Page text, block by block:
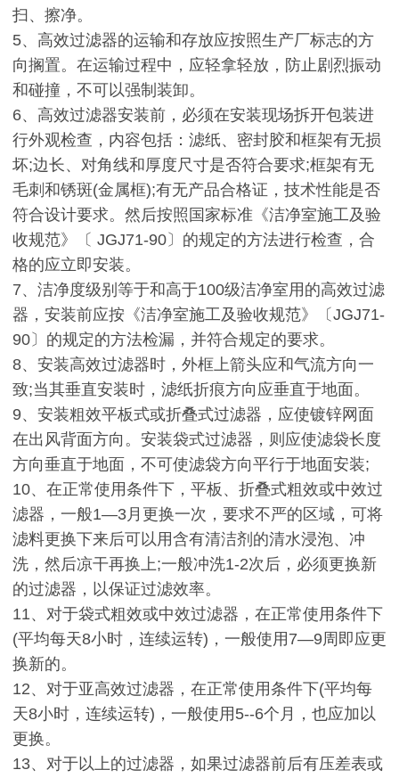
扫、擦净。
5、高效过滤器的运输和存放应按照生产厂标志的方
向搁置。在运输过程中，应轻拿轻放，防止剧烈振动
和碰撞，不可以强制装卸。
6、高效过滤器安装前，必须在安装现场拆开包装进
行外观检查，内容包括：滤纸、密封胶和框架有无损
坏;边长、对角线和厚度尺寸是否符合要求;框架有无
毛刺和锈斑(金属框);有无产品合格证，技术性能是否
符合设计要求。然后按照国家标准《洁净室施工及验
收规范》〔 JGJ71-90〕的规定的方法进行检查，合
格的应立即安装。
7、洁净度级别等于和高于100级洁净室用的高效过滤
器，安装前应按《洁净室施工及验收规范》〔JGJ71-
90〕的规定的方法检漏，并符合规定的要求。
8、安装高效过滤器时，外框上箭头应和气流方向一
致;当其垂直安装时，滤纸折痕方向应垂直于地面。
9、安装粗效平板式或折叠式过滤器，应使镀锌网面
在出风背面方向。安装袋式过滤器，则应使滤袋长度
方向垂直于地面，不可使滤袋方向平行于地面安装;
10、在正常使用条件下，平板、折叠式粗效或中效过
滤器，一般1—3 月更换一次，要求不严的区域，可将
滤料更换下来后可以用含有清洁剂的清水浸泡、冲
洗，然后凉干再换上;一般冲洗1-2次后，必须更换新
的过滤器，以保证过滤效率。
11、对于袋式粗效或中效过滤器，在正常使用条件下
(平均每天8小时，连续运转) ，一般使用 7—9周即应更
换新的。
12、对于亚高效过滤器，在正常使用条件下(平均每
天8小时，连续运转) ，一般使用 5--6个月，也应加以
更换。
13、对于以上的过滤器，如果过滤器前后有压差表或